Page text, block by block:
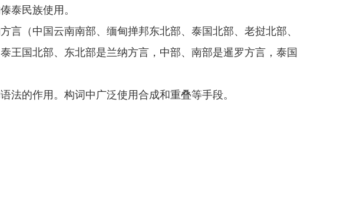
泰民族使用。
（中国云南南部、缅甸掸邦东北部、泰国北部、老挝北部、
王国北部、东北部是兰纳方言，中部、南部是暹罗方言，泰国
法的作用。构词中广泛使用合成和重叠等手段。